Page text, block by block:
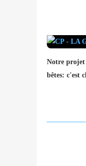
Notre projet
bêtes: c'est